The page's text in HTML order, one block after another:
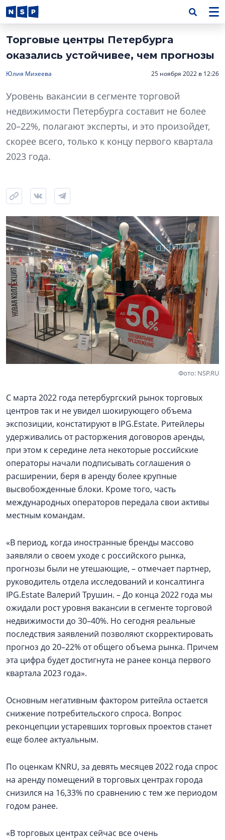
Торговые центры Петербурга
оказались устойчивее, чем прогнозы
Юлия Михеева 25 ноября 2022 в 12:26
Уровень вакансии в сегменте торговой
недвижимости Петербурга составит не более
20–22%, полагают эксперты, и это произойдет,
скорее всего, только к концу первого квартала
2023 года.
Фото: NSP.RU
С марта 2022 года петербургский рынок торговых
центров так и не увидел шокирующего объема
экспозиции, констатируют в IPG.Estate. Ритейлеры
удерживались от расторжения договоров аренды,
при этом к середине лета некоторые российские
операторы начали подписывать соглашения о
расширении, беря в аренду более крупные
высвобожденные блоки. Кроме того, часть
международных операторов передала свои активы
местным командам.
«В период, когда иностранные бренды массово
заявляли о своем уходе с российского рынка,
прогнозы были не утешающие, – отмечает партнер,
руководитель отдела исследований и консалтинга
IPG.Estate Валерий Трушин. – До конца 2022 года мы
ожидали рост уровня вакансии в сегменте торговой
недвижимости до 30–40%. Но сегодня реальные
последствия заявлений позволяют скорректировать
прогноз до 20–22% от общего объема рынка. Причем
эта цифра будет достигнута не ранее конца первого
квартала 2023 года».
Основным негативным фактором ритейла остается
снижение потребительского спроса. Вопрос
реконцепции устаревших торговых проектов станет
еще более актуальным.
По оценкам KNRU, за девять месяцев 2022 года спрос
на аренду помещений в торговых центрах города
снизился на 16,33% по сравнению с тем же периодом
годом ранее.
«В торговых центрах сейчас все очень